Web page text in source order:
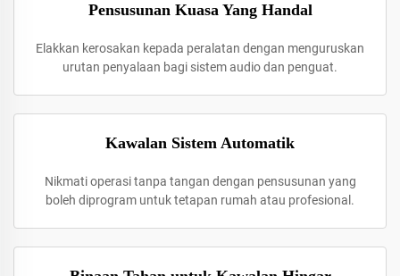
Pensusunan Kuasa Yang Handal
Elakkan kerosakan kepada peralatan dengan menguruskan
urutan penyalaan bagi sistem audio dan penguat.
Kawalan Sistem Automatik
Nikmati operasi tanpa tangan dengan pensusunan yang
boleh diprogram untuk tetapan rumah atau profesional.